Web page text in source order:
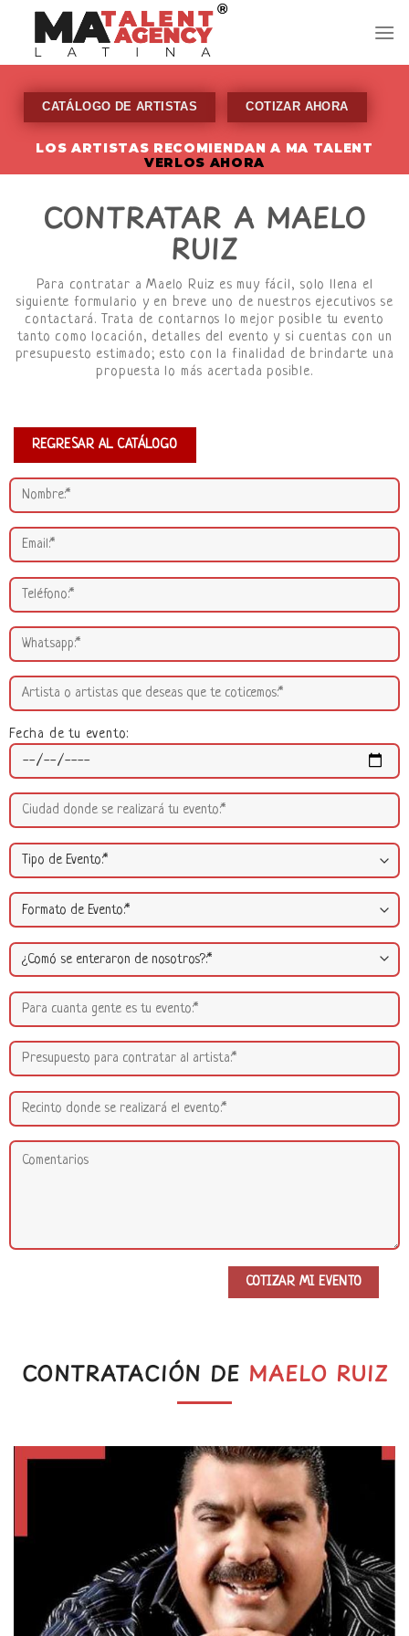
content
CATÁLOGO DE ARTISTAS COTIZAR AHORA
LOS ARTISTAS RECOMIENDAN A MA TALENT
VERLOS AHORA
CONTRATAR A MAELO
RUIZ
Para contratar a Maelo Ruiz es muy fácil, solo llena el
siguiente formulario y en breve uno de nuestros ejecutivos se
contactará. Trata de contarnos lo mejor posible tu evento
tanto como locación, detalles del evento y si cuentas con un
presupuesto estimado; esto con la finalidad de brindarte una
propuesta lo más acertada posible.
REGRESAR AL CATÁLOGO
Fecha de tu evento:
CONTRATACIÓN DE MAELO RUIZ